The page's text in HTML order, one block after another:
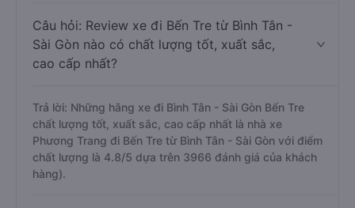
Câu hỏi: Review xe đi Bến Tre từ Bình Tân -
Sài Gòn nào có chất lượng tốt, xuất sắc,
cao cấp nhất?
Trả lời: Những hãng xe đi Bình Tân - Sài Gòn Bến Tre
chất lượng tốt, xuất sắc, cao cấp nhất là nhà xe
Phương Trang đi Bến Tre từ Bình Tân - Sài Gòn với điểm
chất lượng là 4.8/5 dựa trên 3966 đánh giá của khách
hàng).